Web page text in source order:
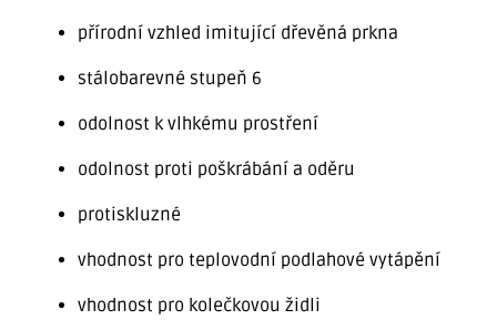
přírodní vzhled imitující dřevěná prkna
stálobarevné stupeň 6
odolnost k vlhkému prostření
odolnost proti poškrábání a oděru
protiskluzné
vhodnost pro teplovodní podlahové vytápění
vhodnost pro kolečkovou židli